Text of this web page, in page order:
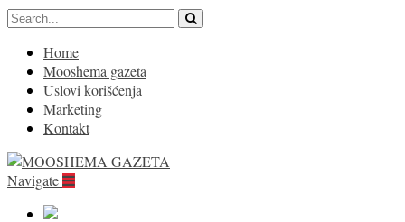
Home
Mooshema gazeta
Uslovi korišćenja
Marketing
Kontakt
Navigate